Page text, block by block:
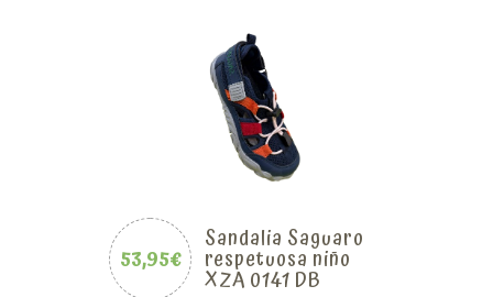
53,95€
Sandalia Saguaro
respetuosa niño
XZA 0141 DB